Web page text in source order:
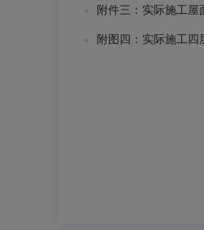
附件三：实际施工屋
附图四：实际施工四